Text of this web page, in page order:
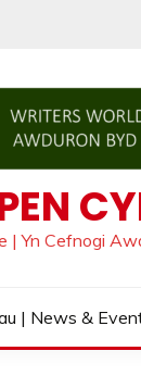
| Yn Cefnogi
| News &